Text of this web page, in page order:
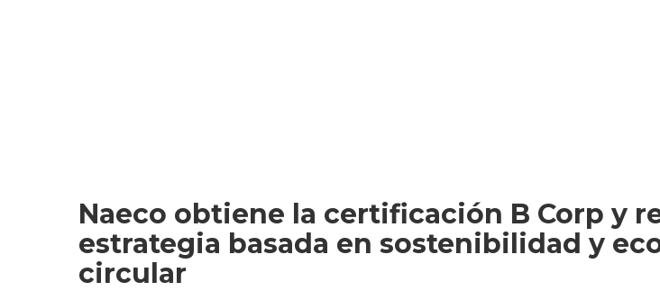
Naeco obtiene la certificación B Corp y
estrategia basada en sostenibilidad y
circular